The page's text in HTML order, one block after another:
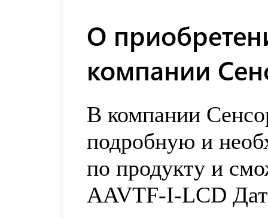
О
компании
В компании
подробную и
по продукту и
AAVTF-I-LCD